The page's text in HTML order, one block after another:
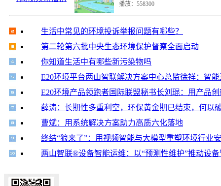
播放：558300
生活中常见的环境投诉举报问题有哪些？
第二轮第六批中央生态环境保护督察全面启动
你知道生活中有哪些新污染物吗
E20环境平台两山智联解决方案中心总监徐祥：智
E20环境产品领跑者国际联盟秘书长刘琨：用产品
薛涛：长期性多重利空，环保黄金期已结束，何以
曹斌：用系统解决方案助力高质六化落地
终结“狼来了”：用视频智能与大模型重塑环境行业
两山智联®设备智能运维：以“预测性维护”推动设